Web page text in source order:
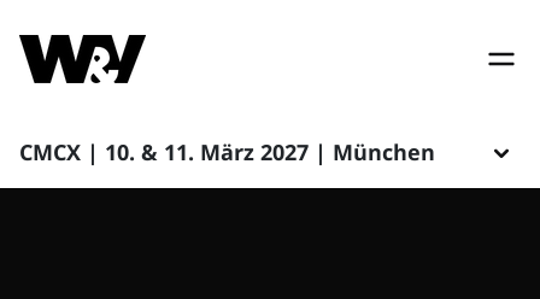
CMCX | 10. & 11. März 2027 | München